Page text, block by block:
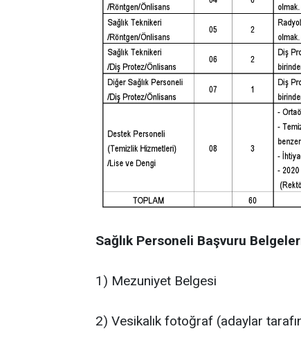
Sağlık Personeli Başvuru
1) Mezuniyet Belgesi
2) Vesikalık fotoğraf (adaylar